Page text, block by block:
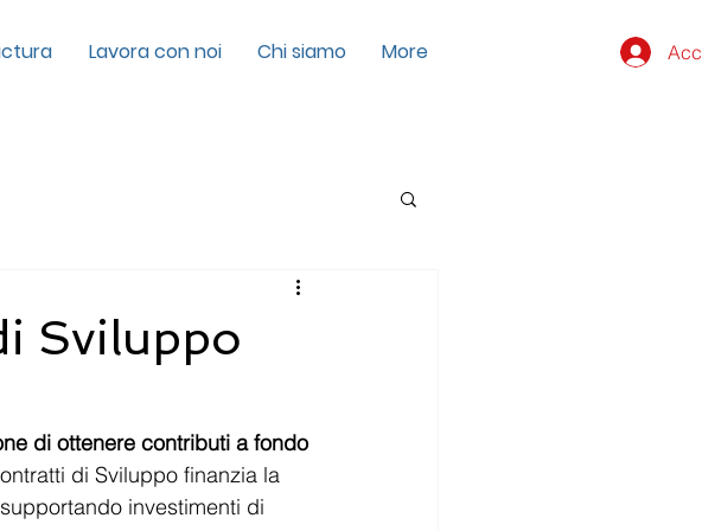
Lavora con noi Chi siamo More
Sviluppo
di ottenere contributi a fondo
di Sviluppo finanzia la
investimenti di